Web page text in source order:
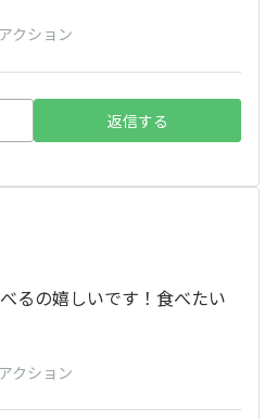
クション
返信する
るの嬉しいです！食べたい
クション